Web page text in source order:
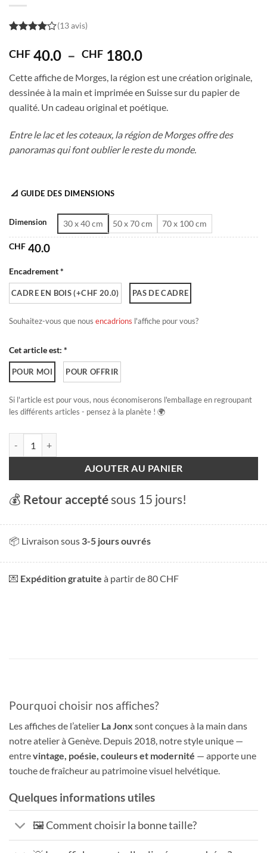
5
(13 avis)
CHF 40.0 – CHF 180.0Plage
prix :
CHF 40.0
à
Cette affiche de Morges, la région est une création originale,
dessinée à la main et imprimée en Suisse sur du papier de
qualité. Un cadeau original et poétique.
Entre le lac et les coteaux, la région de Morges offre des
panoramas qui font oublier le reste du monde.
📐 GUIDE DES DIMENSIONS
Dimension 30 x 40 cm 50 x 70 cm 70 x 100 cm
CHF 40.0
Encadrement *
CADRE EN BOIS (+CHF 20.0) PAS DE CADRE
Souhaitez-vous que nous encadrions l'affiche pour vous?
Cet article est: *
POUR MOI POUR OFFRIR
Si l'article est pour vous, nous économiserons l'emballage en regroupant
les différents articles - pensez à la planète ! 🌍
AJOUTER AU PANIER
💰 Retour acceptésous 15 jours!
📦 Livraison sous 3-5 jours ouvrés
💌 Expédition gratuite à partir de 80 CHF
Pourquoi choisir nos affiches?
Les affiches de l’atelier La Jonx sont conçues à la main dans
notre atelier à Genève. Depuis 2018, notre style unique —
entrevintage, poésie, couleurs et modernité — apporte une
touche de fraîcheur au patrimoine visuel helvétique.
Quelques informations utiles
🖼️ Comment choisir la bonne taille?